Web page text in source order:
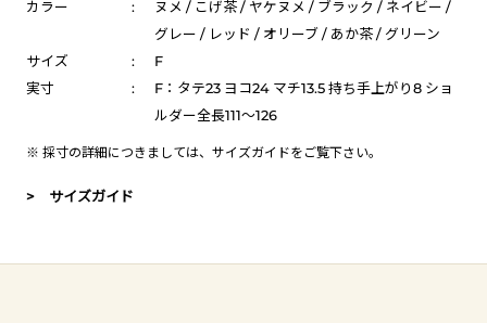
カラー
:
ヌメ / こげ茶 / ヤケヌメ / ブラック / ネイビー /
グレー / レッド / オリーブ / あか茶 / グリーン
サイズ
:
F
実寸
:
F：タテ23 ヨコ24 マチ13.5 持ち手上がり8 ショ
ルダー全長111～126
※ 採寸の詳細につきましては、 サイズガイドをご覧下さい。
> サイズガイド